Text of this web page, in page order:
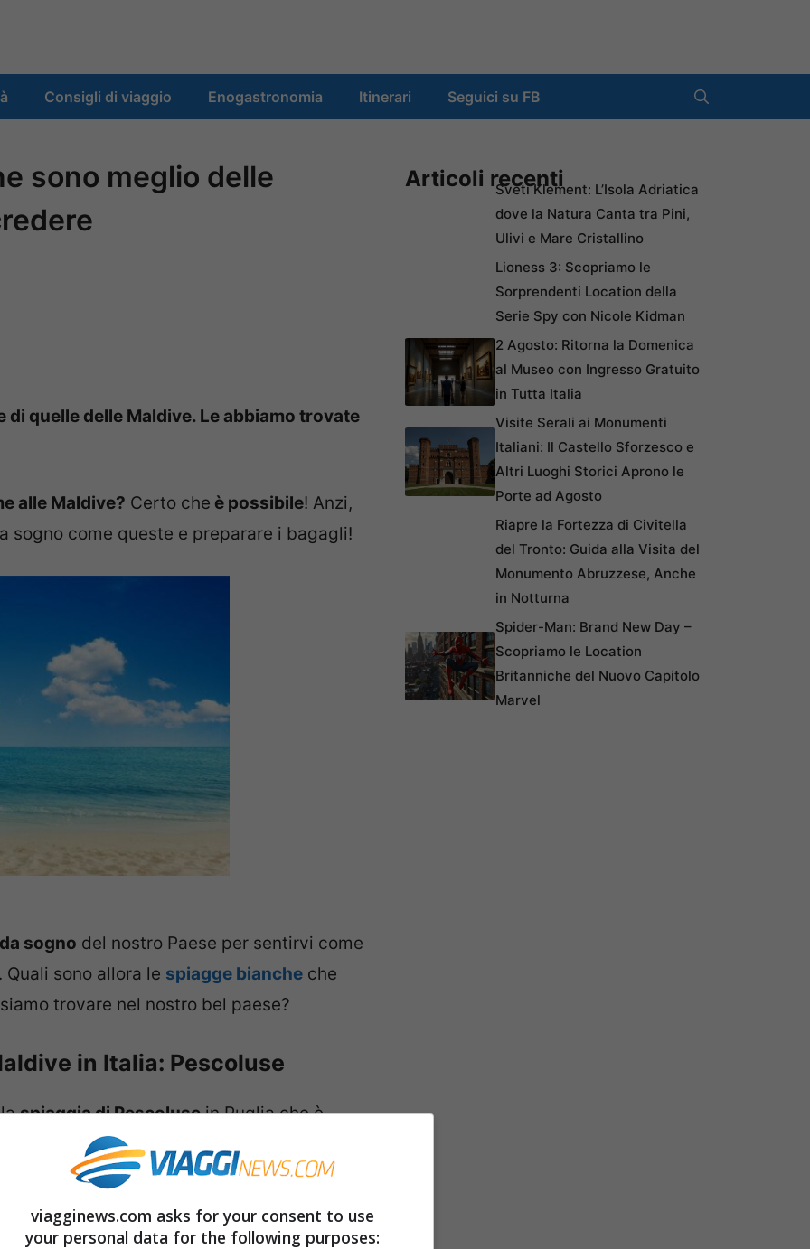
Consigli di viaggio Enogastronomia Itinerari Seguici su FB
sono meglio delle
di quelle delle Maldive. Le abbiamo trovate
alle Maldive? Certo che è possibile! Anzi,
sogno come queste e preparare i bagagli!
sogno del nostro Paese per sentirvi come
sono allora le spiagge bianche che
trovare nel nostro bel paese?
in Italia: Pescoluse
laspiaggia di Pescolusein Puglia che è
. Siamo in provincia di Lecce e
che si tuffa in acque cristalline con
e propria icona di tutto il
privati, bar, ristoranti, ma anche
Articoli recentiSveti Klement: L’Isola Adriatica
dove la Natura Canta tra Pini,
Ulivi e Mare Cristallino
Lioness 3: Scopriamo le
Sorprendenti Location della
Serie Spy con Nicole Kidman
2 Agosto: Ritorna la Domenica
al Museo con Ingresso Gratuito
in Tutta Italia
Visite Serali ai Monumenti
Italiani: Il Castello Sforzesco e
Altri Luoghi Storici Aprono le
Porte ad Agosto
Riapre la Fortezza di Civitella
del Tronto: Guida alla Visita del
Monumento Abruzzese, Anche
in Notturna
Spider-Man: Brand New Day –
Scopriamo le Location
Britanniche del Nuovo Capitolo
Marvel
viagginews.com asks for your consent to use
your personal data for the following purposes: